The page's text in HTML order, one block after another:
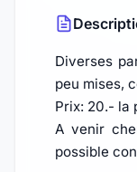
Diverses
peu mises,
Prix: 20.- la
A venir
possible